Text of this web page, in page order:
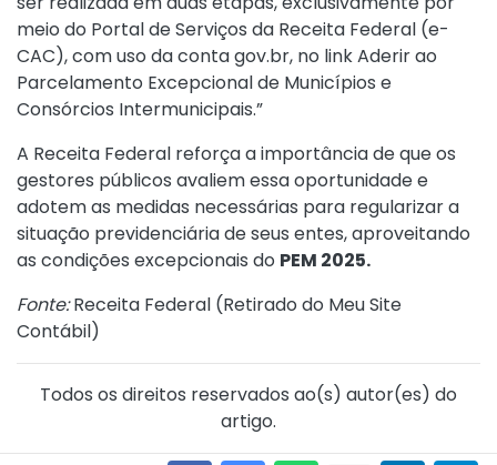
meio do Portal de Serviços da Receita Federal (e-
CAC), com uso da conta gov.br, no linkAderir ao
Parcelamento Excepcional de Municípios e
Consórcios Intermunicipais.”
A Receita Federal reforça a importância de que os
gestores públicos avaliem essa oportunidade e
adotem as medidas necessárias para regularizar a
situação previdenciária de seus entes, aproveitando
as condições excepcionais do PEM 2025.
Fonte:Receita Federal (Retirado do Meu Site
Contábil)
Todos os direitos reservados ao(s) autor(es) do
artigo.